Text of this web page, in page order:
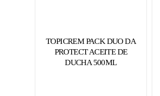
TOPICREM PACK DUO DA
PROTECT ACEITE DE
DUCHA 500ML